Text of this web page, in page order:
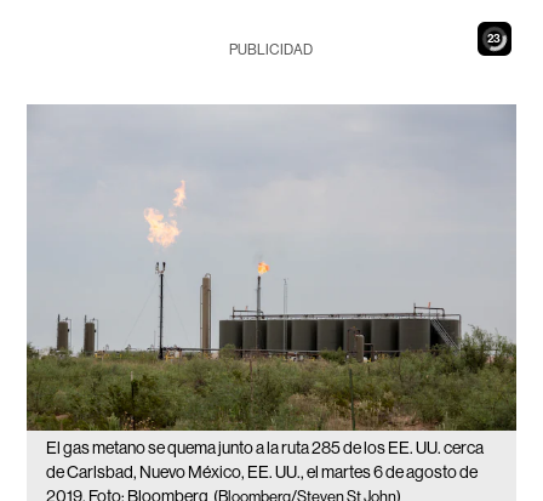
22
PUBLICIDAD
El gas metano se quema junto a la ruta 285 de los EE. UU. cerca
de Carlsbad, Nuevo México, EE. UU., el martes 6 de agosto de
2019. Foto: Bloomberg (Bloomberg/Steven St John)